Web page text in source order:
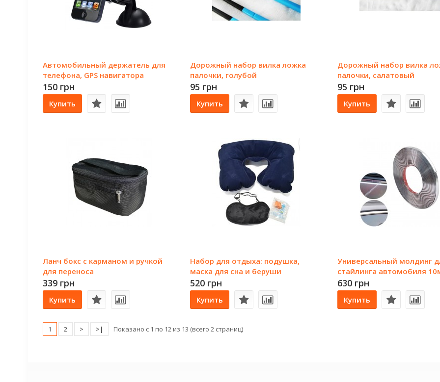
Автомобильный держатель для
телефона, GPS навигатора
150 грн
Купить
Дорожный набор вилка ложка
палочки, голубой
95 грн
Купить
Дорожный набор вилка
палочки, салатовый
95 грн
Купить
Ланч бокс с карманом и ручкой
для переноса
339 грн
Купить
Набор для отдыха: подушка,
маска для сна и беруши
520 грн
Купить
Универсальный молдинг
стайлинга автомобиля
серебряный
630 грн
Купить
1 2 > >| Показано с 1 по 12 из 13 (всего 2 страниц)